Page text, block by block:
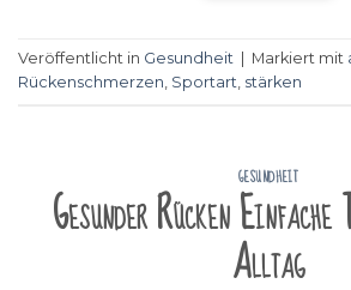
Veröffentlicht in Gesundheit Markiert mit
Rückenschmerzen Sportart stärken
GESUNDHEIT
Gesunder Rücken
Alltag